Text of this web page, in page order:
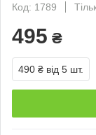
Код: 1789
495 ₴
490 ₴ від 5 шт.